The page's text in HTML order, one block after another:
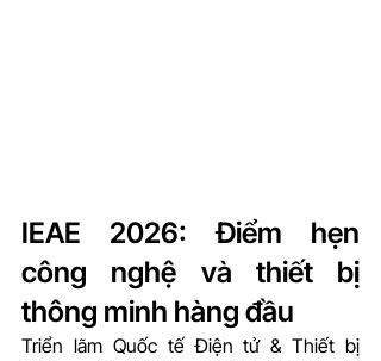
IEAE 2026: Điểm hẹn
công nghệ và thiết bị
thông minh hàng đầu
Triển lãm Quốc tế Điện tử & Thiết bị